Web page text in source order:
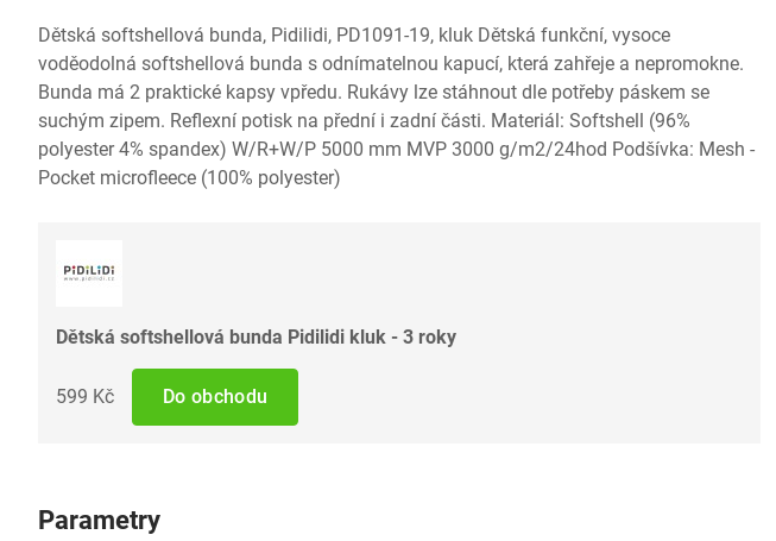
Dětská softshellová bunda, Pidilidi, PD1091-19, kluk Dětská funkční, vysoce
voděodolná softshellová bunda s odnímatelnou kapucí, která zahřeje a nepromokne.
Bunda má 2 praktické kapsy vpředu. Rukávy lze stáhnout dle potřeby páskem se
suchým zipem. Reflexní potisk na přední i zadní části. Materiál: Softshell (96%
polyester 4% spandex) W/R+W/P 5000 mm MVP 3000 g/m2/24hod Podšívka: Mesh -
Pocket microfleece (100% polyester)
Dětská softshellová bunda Pidilidi kluk - 3 roky
599 Kč Do obchodu
Parametry